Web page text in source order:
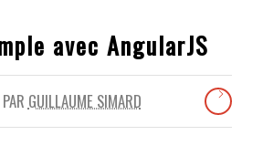
avec AngularJS
PAR GUILLAUME SIMARD